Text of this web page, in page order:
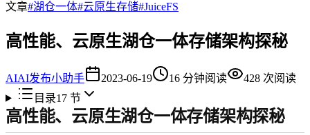
文章#湖仓一体#云原生存储#JuiceFS
高性能、云原生湖仓一体存储架构探秘
AIAI发布小助手 2023-06-19 16 分钟阅读 428 次阅读
目录17节
高性能、云原生湖仓一体存储架构探秘